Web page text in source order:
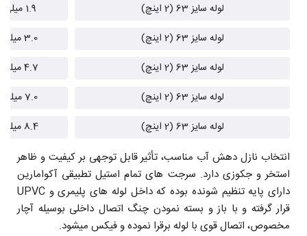
لوله سایز 63 (2 اینچ)
1.9 میلی‌متر
لوله سایز 63 (2 اینچ)
3.0 میلی‌متر
لوله سایز 63 (2 اینچ)
4.7 میلی‌متر
لوله سایز 63 (2 اینچ)
7.0 میلی‌متر
لوله سایز 63 (2 اینچ)
8.4 میلی‌متر
انتخاب نازل دهش آب مناسب، تأثیر قابل توجهی بر کیفیت و ظاهر
استخر و جکوزی دارد. سرجت های تمام استیل تطبیقی آکوامارین
دارای پایه تنظیم شونده بوده که داخل لوله های پلیمری و UPVC
قرار گرفته و با باز و بسته نمودن چنگ اتصال داخلی بوسیله آچار
مخصوص، اتصال قوی با لوله برقرا نموده و فیکس میشود.